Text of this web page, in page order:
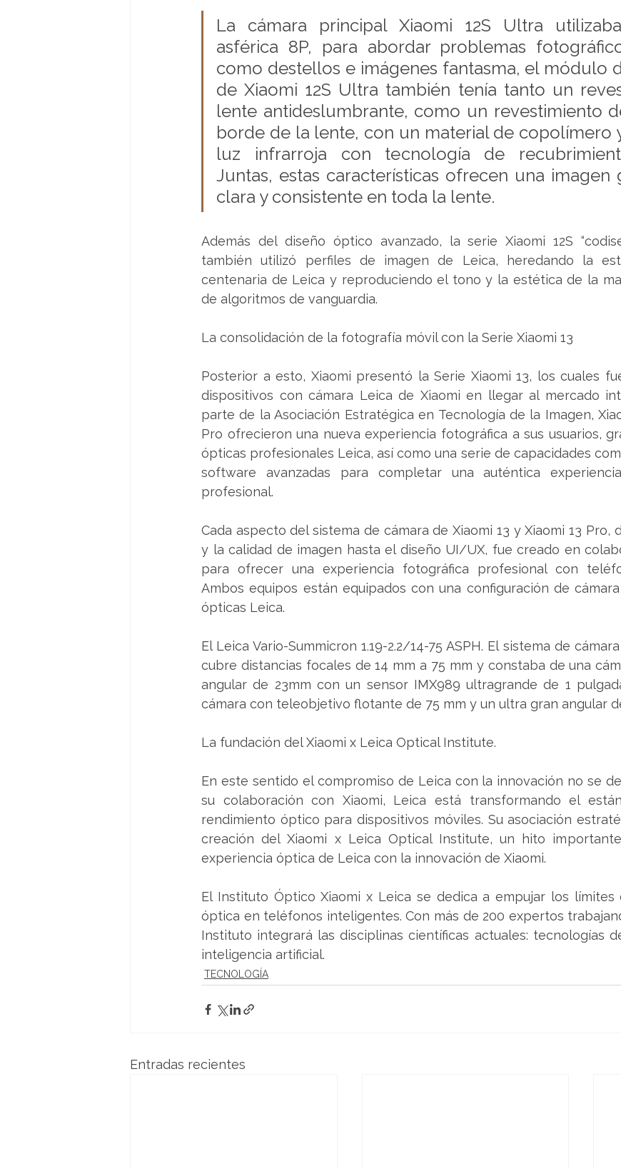
La cámara principal Xiaomi 12S Ultra
asférica 8P, para abordar problemas
como destellos e imágenes fantasma, el módulo
de Xiaomi 12S Ultra también tenía tanto un
lente antideslumbrante, como un revestimiento
borde de la lente, con un material de copolímero
luz infrarroja con tecnología de
Juntas, estas características ofrecen una imagen
clara y consistente en toda la lente.
Además del diseño óptico avanzado, la serie Xiaomi 12S
también utilizó perfiles de imagen de Leica, heredando la
centenaria de Leica y reproduciendo el tono y la estética de la
de algoritmos de vanguardia.
La consolidación de la fotografía móvil con la Serie Xiaomi 13
Posterior a esto, Xiaomi presentó la Serie Xiaomi 13, los cuales
dispositivos con cámara Leica de Xiaomi en llegar al mercado
parte de la Asociación Estratégica en Tecnología de la Imagen,
Pro ofrecieron una nueva experiencia fotográfica a sus usuarios,
ópticas profesionales Leica, así como una serie de capacidades
software avanzadas para completar una auténtica
profesional.
Cada aspecto del sistema de cámara de Xiaomi 13 y Xiaomi 13 Pro,
y la calidad de imagen hasta el diseño UI/UX, fue creado en
para ofrecer una experiencia fotográfica profesional con
Ambos equipos están equipados con una configuración de
ópticas Leica.
El Leica Vario-Summicron 1.19-2.2/14-75 ASPH. El sistema de
cubre distancias focales de 14 mm a 75 mm y constaba de una
angular de 23mm con un sensor IMX989 ultragrande de 1
cámara con teleobjetivo flotante de 75 mm y un ultra gran angular
La fundación del Xiaomi x Leica Optical Institute.
En este sentido el compromiso de Leica con la innovación no se
su colaboración con Xiaomi, Leica está transformando el
rendimiento óptico para dispositivos móviles. Su asociación
creación del Xiaomi x Leica Optical Institute, un hito
experiencia óptica de Leica con la innovación de Xiaomi.
El Instituto Óptico Xiaomi x Leica se dedica a empujar los
óptica en teléfonos inteligentes. Con más de 200 expertos
Instituto integrará las disciplinas científicas actuales: tecnologías
inteligencia artificial.
TECNOLOGÍA
Entradas recientes